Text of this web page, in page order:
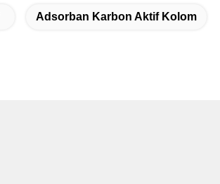
Adsorban Karbon Aktif Kolom